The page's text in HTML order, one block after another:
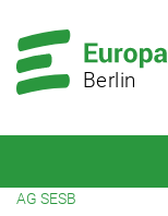
Hauptnavigation
Hauptbereich
Berlin
AG SESB